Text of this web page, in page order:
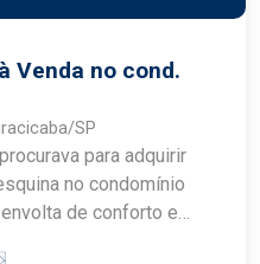
Venda no cond.
SP
para adquirir
no condomínio